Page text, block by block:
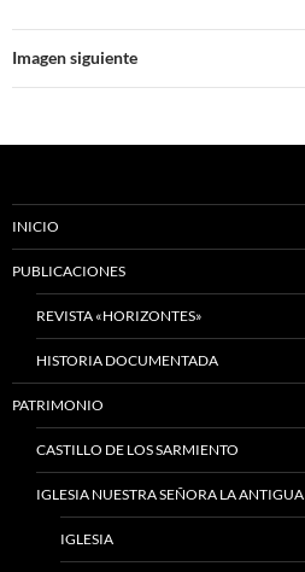
Imagen siguiente
INICIO
PUBLICACIONES
REVISTA «HORIZONTES»
HISTORIA DOCUMENTADA
PATRIMONIO
CASTILLO DE LOS SARMIENTO
IGLESIA NUESTRA SEÑORA LA ANTIGUA
IGLESIA